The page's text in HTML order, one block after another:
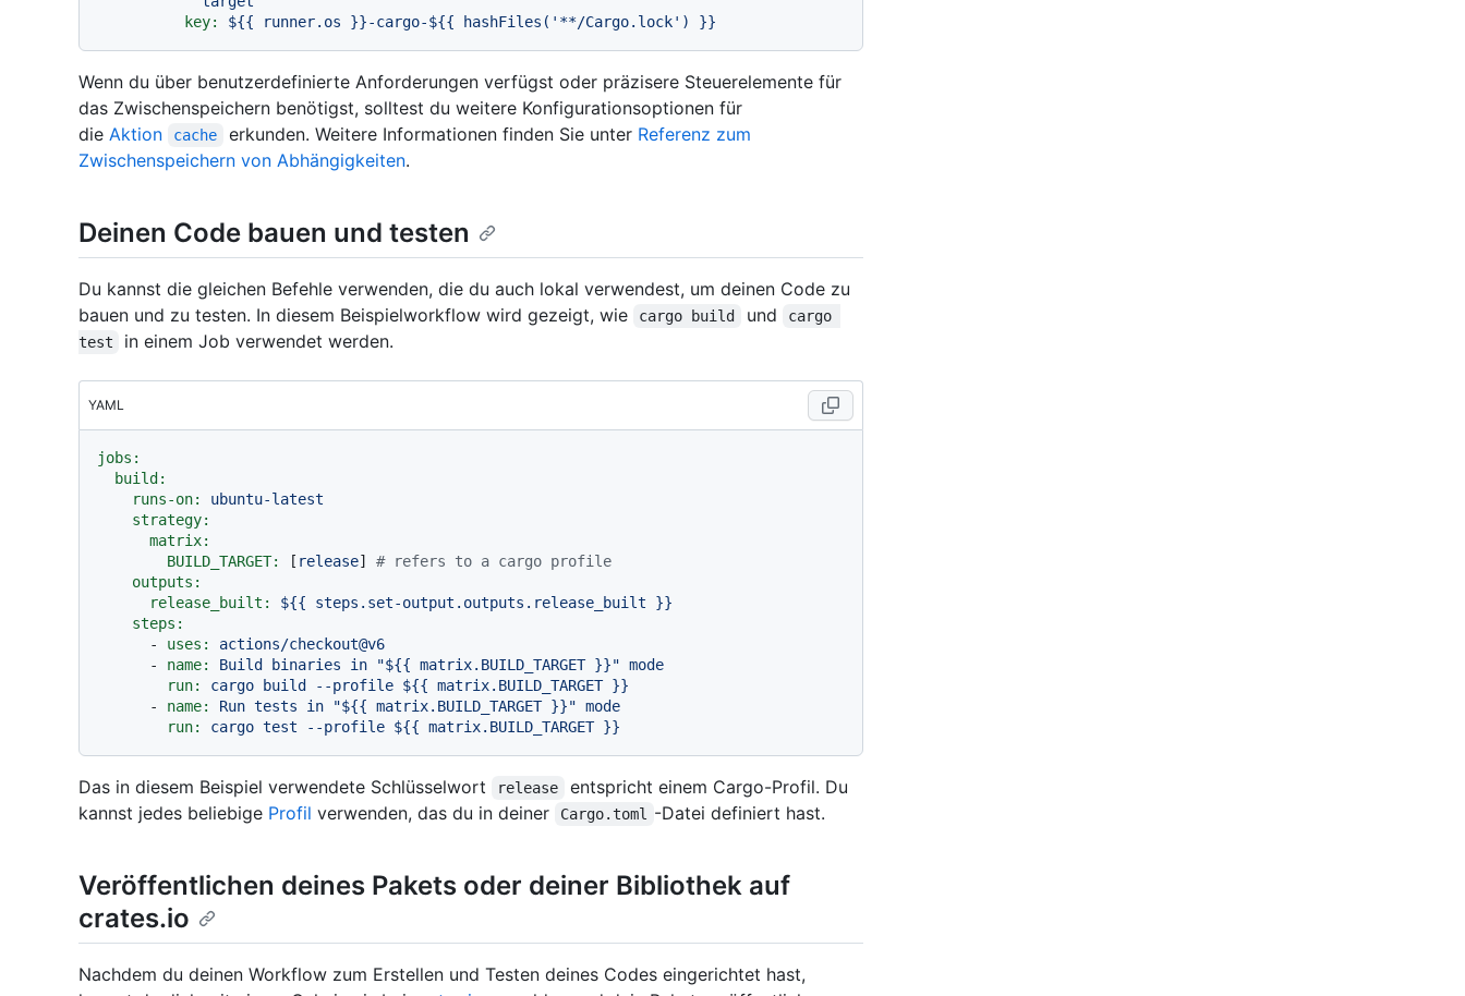
key:
${{ runner.os }}-cargo-${{ hashFiles('**/Cargo.lock') }}
Wenn du über benutzerdefinierte Anforderungen verfügst oder präzisere Steuerelemente für
das Zwischenspeichern benötigst, solltest du weitere Konfigurationsoptionen für
die Aktion cache erkunden. Weitere Informationen finden Sie unter Referenz zum
Zwischenspeichern von Abhängigkeiten.
Deinen Code bauen und testen
Du kannst die gleichen Befehle verwenden, die du auch lokal verwendest, um deinen Code zu
bauen und zu testen. In diesem Beispielworkflow wird gezeigt, wie
cargo build und
cargo
test
in einem Job verwendet werden.
YAML
jobs:
build:
runs-on:
ubuntu-latest
strategy:
matrix:
BUILD_TARGET:
[ release] # refers to a cargo profile
outputs:
release_built:
${{ steps.set-output.outputs.release_built
}}
steps:
-
uses:
actions/checkout@v6
-
name: Build binaries in "${{ matrix.BUILD_TARGET }}" mode
run:
cargo build --profile ${{ matrix.BUILD_TARGET }}
-
name: Run tests in "${{ matrix.BUILD_TARGET }}" mode
run:
cargo test --profile ${{ matrix.BUILD_TARGET }}
Das in diesem Beispiel verwendete Schlüsselwort release
entspricht einem Cargo-Profil. Du
kannst jedes beliebige Profil verwenden, das du in deiner Cargo.toml -Datei definiert hast.
Veröffentlichen deines Pakets oder deiner Bibliothek auf
crates.io
Nachdem du deinen Workflow zum Erstellen und Testen deines Codes eingerichtet hast,